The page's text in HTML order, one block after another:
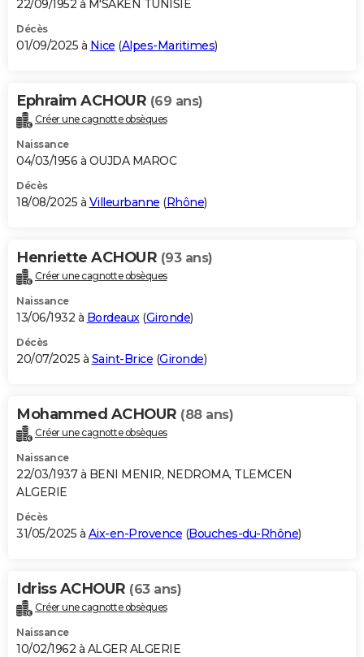
22/09/1952 à M'SAKEN TUNISIE
Décès
01/09/2025 à Nice (Alpes-Maritimes)
Ephraim ACHOUR (69 ans)
Créer une cagnotte obsèques
Naissance
04/03/1956 à OUJDA MAROC
Décès
18/08/2025 à Villeurbanne (Rhône)
Henriette ACHOUR (93 ans)
Créer une cagnotte obsèques
Naissance
13/06/1932 à Bordeaux(Gironde)
Décès
20/07/2025 à Saint-Brice (Gironde)
Mohammed ACHOUR (88 ans)
Créer une cagnotte obsèques
Naissance
22/03/1937 à BENI MENIR, NEDROMA, TLEMCEN
ALGERIE
Décès
31/05/2025 à Aix-en-Provence (Bouches-du-Rhône)
Idriss ACHOUR (63 ans)
Créer une cagnotte obsèques
Naissance
10/02/1962 à ALGER ALGERIE